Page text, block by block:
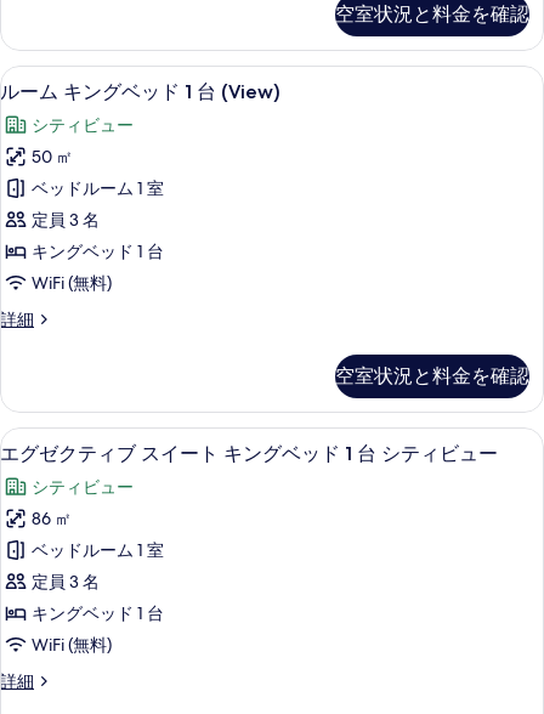
の
写
真
を
表
示
す
る
細
台
(View)
の
す
べ
て
の
写
真
を
す
る
ブ
ル
ベ
ド
2
台
(View)
の
詳
細
空室状況と料金を確認
ル
ー
ム
キ
ン
グ
ベ
ッ
ド
台
(View)
の
す
べ
て
の
写
真
を
エジプト綿のシーツ、高級寝具、ミ
10
ルーム キングベッド 1 台 (View)
シティビュー
50 ㎡
ベッドルーム 1 室
定員 3 名
キングベッド 1 台
WiFi (無料)
詳細
ル
ン
グ
ベ
ド
台
(View)
の
詳
細
空室状況と料金を確認
エ
グ
ゼ
ク
テ
ィ
ブ
ス
イ
14
エグゼクティブ スイート キングベッド 1 台 シティビュー
シティビュー
86 ㎡
ベッドルーム 1 室
定員 3 名
キングベッド 1 台
WiFi (無料)
詳細
エ